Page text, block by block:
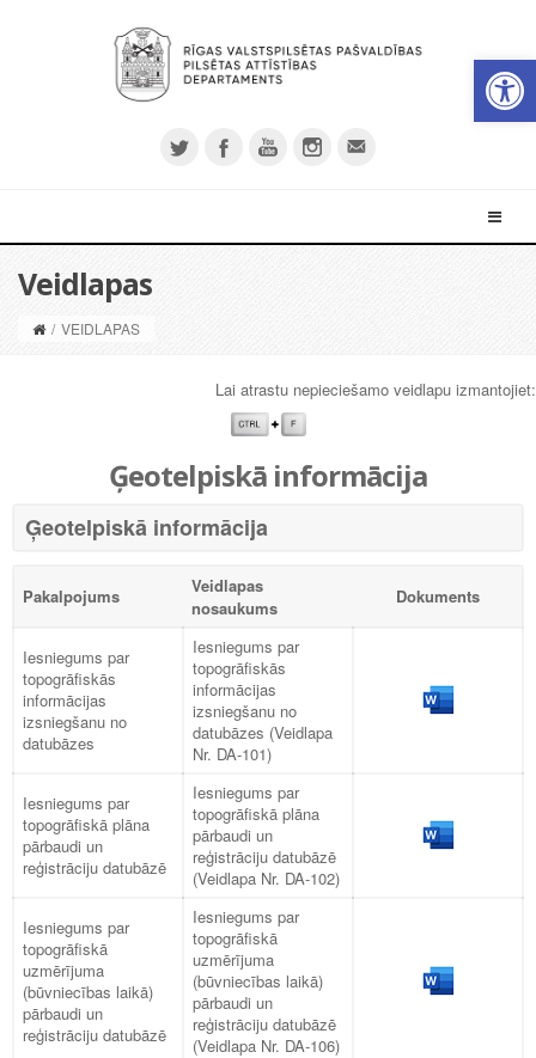
Veidlapas
/ VEIDLAPAS
Lai atrastu nepieciešamo veidlapu izmantojiet:
Ģeotelpiskā informācija
Ģeotelpiskā informācija
Pakalpojums
Veidlapas
nosaukums
Dokuments
Iesniegums par
topogrāfiskās
informācijas
izsniegšanu no
datubāzes
Iesniegums par
topogrāfiskās
informācijas
izsniegšanu no
datubāzes (Veidlapa
Nr. DA-101)
Iesniegums par
topogrāfiskā plāna
pārbaudi un
reģistrāciju datubāzē
Iesniegums par
topogrāfiskā plāna
pārbaudi un
reģistrāciju datubāzē
(Veidlapa Nr. DA-102)
Iesniegums par
topogrāfiskā
uzmērījuma
(būvniecības laikā)
pārbaudi un
reģistrāciju datubāzē
Iesniegums par
topogrāfiskā
uzmērījuma
(būvniecības laikā)
pārbaudi un
reģistrāciju datubāzē
(Veidlapa Nr. DA-106)